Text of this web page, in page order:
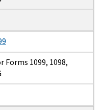
1099, 1098,